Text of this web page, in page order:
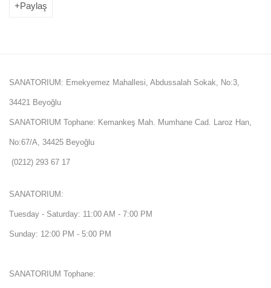
Paylaş
SANATORIUM: Emekyemez Mahallesi, Abdussalah Sokak, No:3,
34421 Beyoğlu
SANATORIUM Tophane: Kemankeş Mah. Mumhane Cad. Laroz Han,
No:67/A, 34425 Beyoğlu
(0212) 293 67 17
SANATORIUM:
Tuesday - Saturday: 11:00 AM - 7:00 PM
Sunday: 12:00 PM - 5:00 PM
SANATORIUM Tophane: